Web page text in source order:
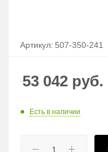
Артикул: 507-350-241
53 042 руб.
Есть в наличии